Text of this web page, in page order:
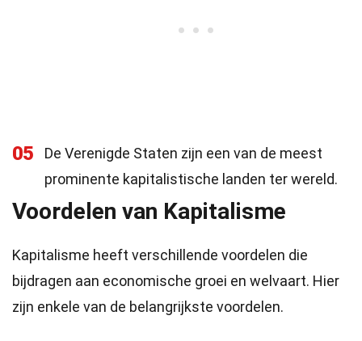
05
De Verenigde Staten zijn een van de meest
prominente kapitalistische landen ter wereld.
Voordelen van Kapitalisme
Kapitalisme heeft verschillende voordelen die
bijdragen aan economische groei en welvaart. Hier
zijn enkele van de belangrijkste voordelen.